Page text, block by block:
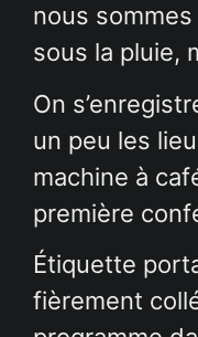
nous
sous la pluie,
On
un peu les
machine à
première
Étiquette
fièrement